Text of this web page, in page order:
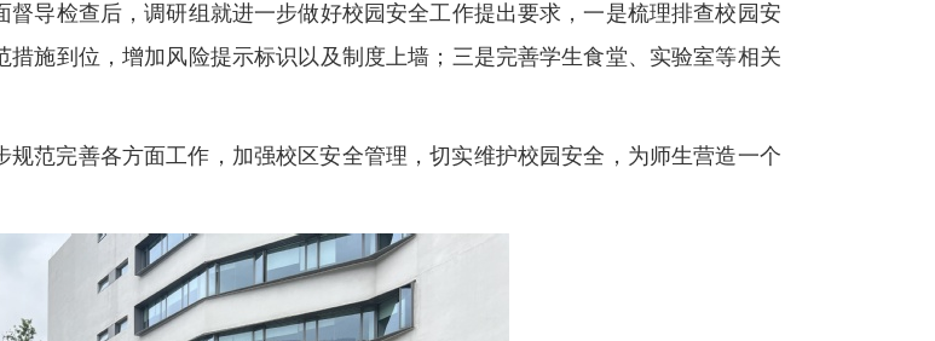
导检查后，调研组就进一步做好校园安全工作提出要求，一是梳理排查校园安
施到位，增加风险提示标识以及制度上墙；三是完善学生食堂、实验室等相关
范完善各方面工作，加强校区安全管理，切实维护校园安全，为师生营造一个